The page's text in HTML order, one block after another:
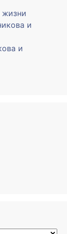
жизни
и
и